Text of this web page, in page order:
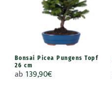
Bonsai Picea Pungens Topf
26 cm
ab 139,90€